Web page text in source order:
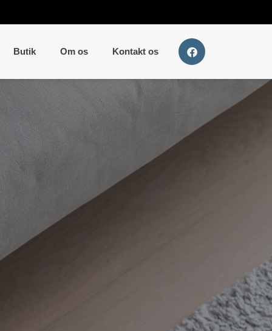
Butik Om os Kontakt os